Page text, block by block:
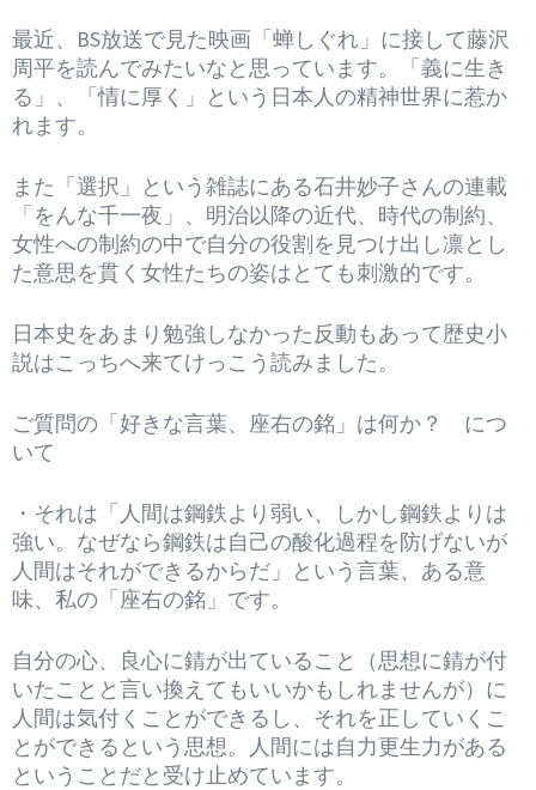
最近、BS放送で見た映画「蝉しぐれ」に接して藤沢
周平を読んでみたいなと思っています。「義に生き
る」、「情に厚く」という日本人の精神世界に惹か
れます。
また「選択」という雑誌にある石井妙子さんの連載
「をんな千一夜」、明治以降の近代、時代の制約、
女性への制約の中で自分の役割を見つけ出し凛とし
た意思を貫く女性たちの姿はとても刺激的です。
日本史をあまり勉強しなかった反動もあって歴史小
説はこっちへ来てけっこう読みました。
ご質問の「好きな言葉、座右の銘」は何か？ につ
いて
・それは「人間は鋼鉄より弱い、しかし鋼鉄よりは
強い。なぜなら鋼鉄は自己の酸化過程を防げないが
人間はそれができるからだ」という言葉、ある意
味、私の「座右の銘」です。
自分の心、良心に錆が出ていること（思想に錆が付
いたことと言い換えてもいいかもしれませんが）に
人間は気付くことができるし、それを正していくこ
とができるという思想。人間には自力更生力がある
ということだと受け止めています。